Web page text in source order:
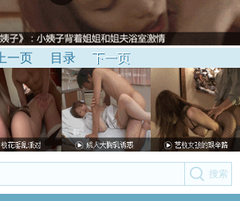
上一页 目录 下一页